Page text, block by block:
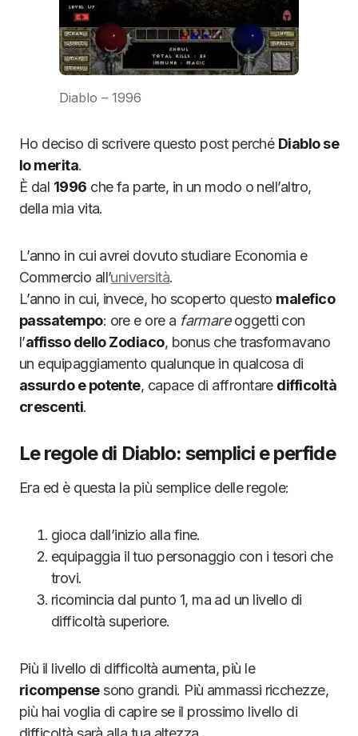
Diablo – 1996
Ho deciso di scrivere questo post perché Diablo se
lo merita.
È dal 1996 che fa parte, in un modo o nell’altro,
della mia vita.
L’anno in cui avrei dovuto studiare Economia e
Commercio all’università.
L’anno in cui, invece, ho scoperto questo malefico
passatempo: ore e ore a farmareoggetti con
l’affisso dello Zodiaco, bonus che trasformavano
un equipaggiamento qualunque in qualcosa di
assurdo e potente, capace di affrontare difficoltà
crescenti.
Le regole di Diablo: semplici e perfide
Era ed è questa la più semplice delle regole:
gioca dall’inizio alla fine.
equipaggia il tuo personaggio con i tesori che
trovi.
ricomincia dal punto 1, ma ad un livello di
difficoltà superiore.
Più il livello di difficoltà aumenta, più le
ricompensesono grandi. Più ammassi ricchezze,
più hai voglia di capire se il prossimo livello di